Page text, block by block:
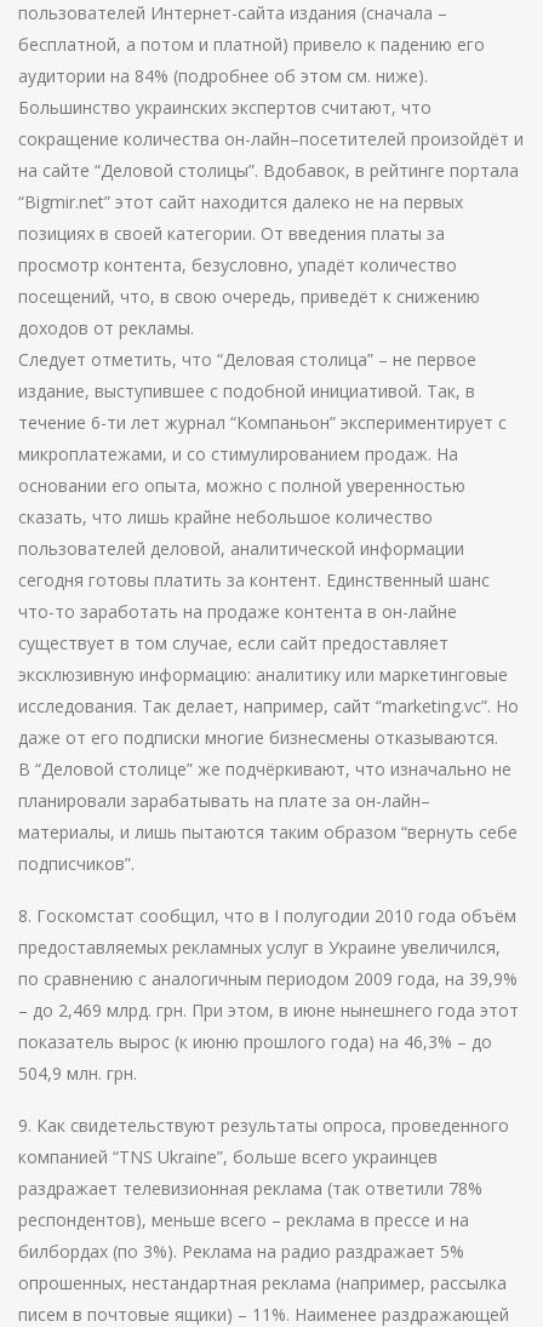
пользователей Интернет-сайта издания (сначала –
бесплатной, а потом и платной) привело к падению его
аудитории на 84% (подробнее об этом см. ниже).
Большинство украинских экспертов считают, что
сокращение количества он-лайн–посетителей произойдёт и
на сайте “Деловой столицы”. Вдобавок, в рейтинге портала
“Bigmir.net” этот сайт находится далеко не на первых
позициях в своей категории. От введения платы за
просмотр контента, безусловно, упадёт количество
посещений, что, в свою очередь, приведёт к снижению
доходов от рекламы.
Следует отметить, что “Деловая столица” – не первое
издание, выступившее с подобной инициативой. Так, в
течение 6-ти лет журнал “Компаньон” экспериментирует с
микроплатежами, и со стимулированием продаж. На
основании его опыта, можно с полной уверенностью
сказать, что лишь крайне небольшое количество
пользователей деловой, аналитической информации
сегодня готовы платить за контент. Единственный шанс
что-то заработать на продаже контента в он-лайне
существует в том случае, если сайт предоставляет
эксклюзивную информацию: аналитику или маркетинговые
исследования. Так делает, например, сайт “marketing.vc”. Но
даже от его подписки многие бизнесмены отказываются.
В “Деловой столице” же подчёркивают, что изначально не
планировали зарабатывать на плате за он-лайн–
материалы, и лишь пытаются таким образом “вернуть себе
подписчиков”.
8. Госкомстат сообщил, что в I полугодии 2010 года объём
предоставляемых рекламных услуг в Украине увеличился,
по сравнению с аналогичным периодом 2009 года, на 39,9%
– до 2,469 млрд. грн. При этом, в июне нынешнего года этот
показатель вырос (к июню прошлого года) на 46,3% – до
504,9 млн. грн.
9. Как свидетельствуют результаты опроса, проведенного
компанией “TNS Ukraine”, больше всего украинцев
раздражает телевизионная реклама (так ответили 78%
респондентов), меньше всего – реклама в прессе и на
билбордах (по 3%). Реклама на радио раздражает 5%
опрошенных, нестандартная реклама (например, рассылка
писем в почтовые ящики) – 11%. Наименее раздражающей